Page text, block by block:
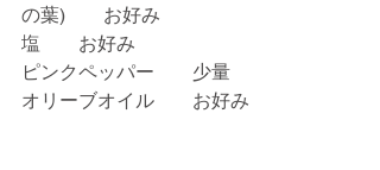
の葉)　　お好み
塩　　お好み
ピンクペッパー　　少量
オリーブオイル　　お好み